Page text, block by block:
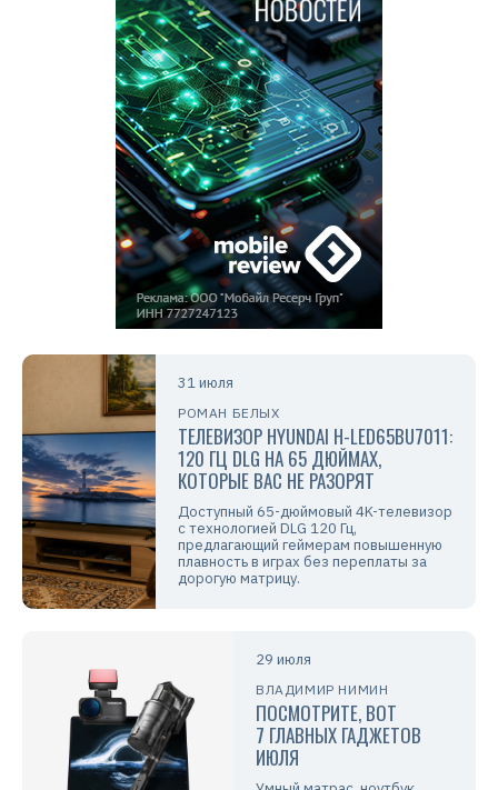
31 июля
РОМАН БЕЛЫХ
ТЕЛЕВИЗОР HYUNDAI H-LED65BU7011:
120 ГЦ DLG НА 65 ДЮЙМАХ,
КОТОРЫЕ ВАС НЕ РАЗОРЯТ
Доступный 65-дюймовый 4K-телевизор
с технологией DLG 120 Гц,
предлагающий геймерам повышенную
плавность в играх без переплаты за
дорогую матрицу.
29 июля
ВЛАДИМИР НИМИН
ПОСМОТРИТЕ, ВОТ
7 ГЛАВНЫХ ГАДЖЕТОВ
ИЮЛЯ